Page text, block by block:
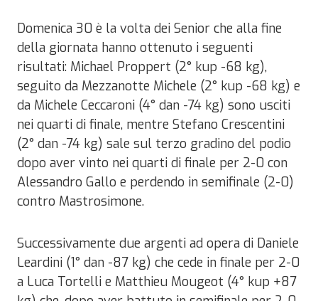
Domenica 30 è la volta dei Senior che alla fine
della giornata hanno ottenuto i seguenti
risultati: Michael Proppert (2° kup -68 kg),
seguito da Mezzanotte Michele (2° kup -68 kg) e
da Michele Ceccaroni (4° dan -74 kg) sono usciti
nei quarti di finale, mentre Stefano Crescentini
(2° dan -74 kg) sale sul terzo gradino del podio
dopo aver vinto nei quarti di finale per 2-0 con
Alessandro Gallo e perdendo in semifinale (2-0)
contro Mastrosimone.
Successivamente due argenti ad opera di Daniele
Leardini (1° dan -87 kg) che cede in finale per 2-0
a Luca Tortelli e Matthieu Mougeot (4° kup +87